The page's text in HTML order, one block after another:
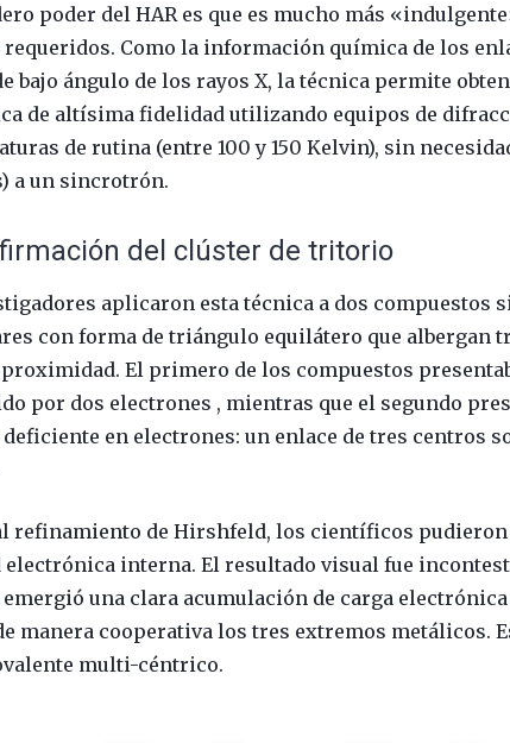
poder del HAR es que es mucho más
requeridos. Como la información química de los
bajo ángulo de los rayos X, la técnica permite
de altísima fidelidad utilizando equipos de
de rutina (entre 100 y 150 Kelvin), sin
a un sincrotrón.
del clúster de tritorio
aplicaron esta técnica a dos compuestos
con forma de triángulo equilátero que albergan
El primero de los compuestos
por dos electrones , mientras que el segundo
en electrones: un enlace de tres centros
refinamiento de Hirshfeld, los científicos
electrónica interna. El resultado visual fue
una clara acumulación de carga
manera cooperativa los tres extremos metálicos.
multi-céntrico.